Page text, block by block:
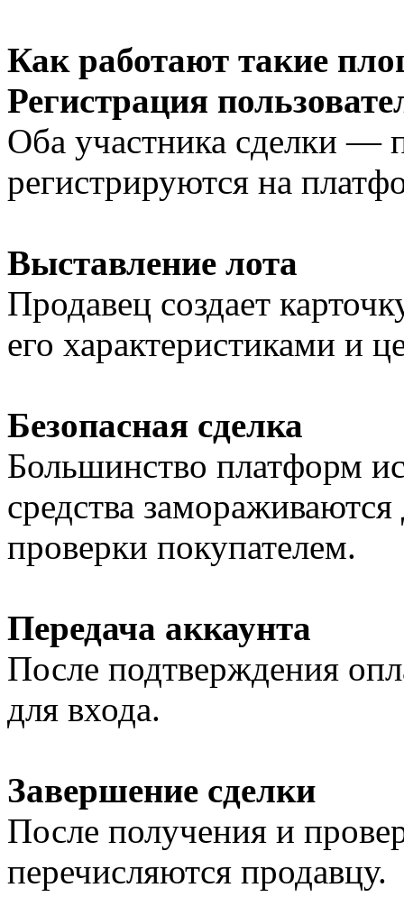
Как работают такие
Регистрация
Оба участника сделки —
регистрируются на
Выставление лота
Продавец создает
его характеристиками и
Безопасная сделка
Большинство платформ
средства
проверки покупателем.
Передача аккаунта
После подтверждения
для входа.
Завершение сделки
После получения и
перечисляются продавцу.